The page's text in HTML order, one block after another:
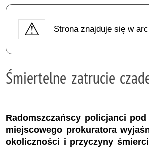
Strona znajduje się w
Śmiertelne zatrucie
Radomszczańscy policjanci pod
miejscowego prokuratora
okoliczności i przyczyny śmierci